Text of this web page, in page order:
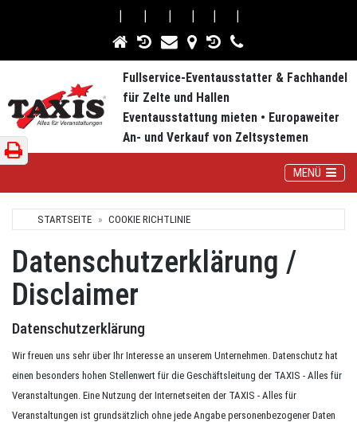
Fullservice-Eventausstatter & Fachhandel
für Zelte und Hallen
Eventausstattung mieten • Europaweiter
An- und Verkauf von Zeltsystemen
Toggle
MENÜ
STARTSEITE COOKIE RICHTLINIE
Datenschutzerklärung /
Disclaimer
Datenschutzerklärung
Wir freuen uns sehr über Ihr Interesse an unserem Unternehmen. Datenschutz hat
einen besonders hohen Stellenwert für die Geschäftsleitung der TAXIS - Alles für
Veranstaltungen. Eine Nutzung der Internetseiten der TAXIS - Alles für
Veranstaltungen ist grundsätzlich ohne jede Angabe personenbezogener Daten